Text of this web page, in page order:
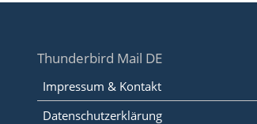
Thunderbird Mail DE
Impressum & Kontakt
Datenschutzerklärung